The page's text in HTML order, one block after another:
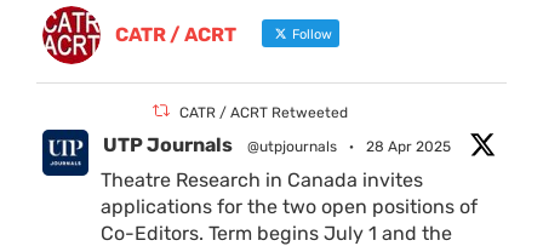
CATR / ACRT Follow
CATR / ACRT Retweeted
UTP Journals @utpjournals · 28 Apr 2025
Theatre Research in Canada invites
applications for the two open positions of
Co-Editors. Term begins July 1 and the